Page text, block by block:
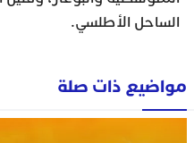
الساحل الأطلسي.
مواضيع ذات صلة